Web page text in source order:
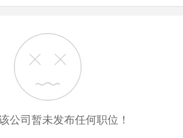
公司暂未发布任何职位！